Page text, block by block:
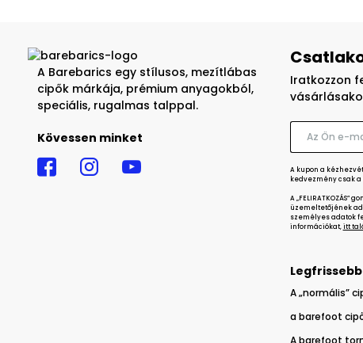
A Barebarics egy stílusos, mezítlábas
cipők márkája, prémium anyagokból,
speciális, rugalmas talppal.
Kövessen minket
Iratkozzon
A kupon a
kedvezmény csak
A
üzemeltetőjének
személyes adatok
információkat,itt
A „normális”
a barefoot
A barefoot